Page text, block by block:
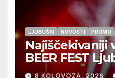
LJUBUŠKI NOVOSTI PROMO
Najiščekivaniji
BEER FEST
9.kolovoza
8 KOLOVOZA, 2026